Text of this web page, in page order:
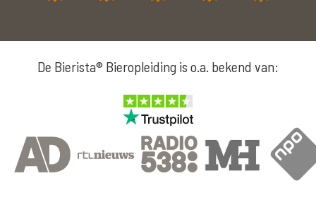
De Bierista® Bieropleiding is o.a. bekend van: